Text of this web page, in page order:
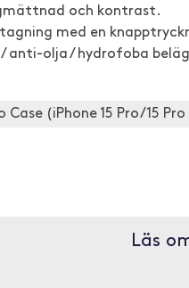
och kontrast.
med en
anti-olja / hydrofoba
Case (iPhone 15 Pro/15 Pro
Läs